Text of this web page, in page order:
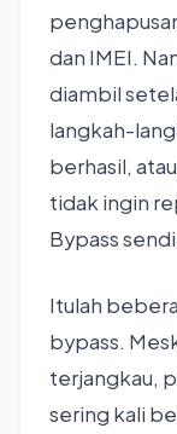
dan IMEI.
diambil
langkah-
berhasil,
tidak ingin
Bypass
Itulah
bypass.
terjangkau,
sering kali